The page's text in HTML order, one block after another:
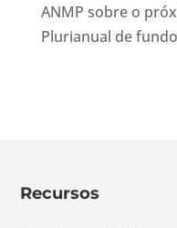
ANMP sobre o
Plurianual de
Recursos